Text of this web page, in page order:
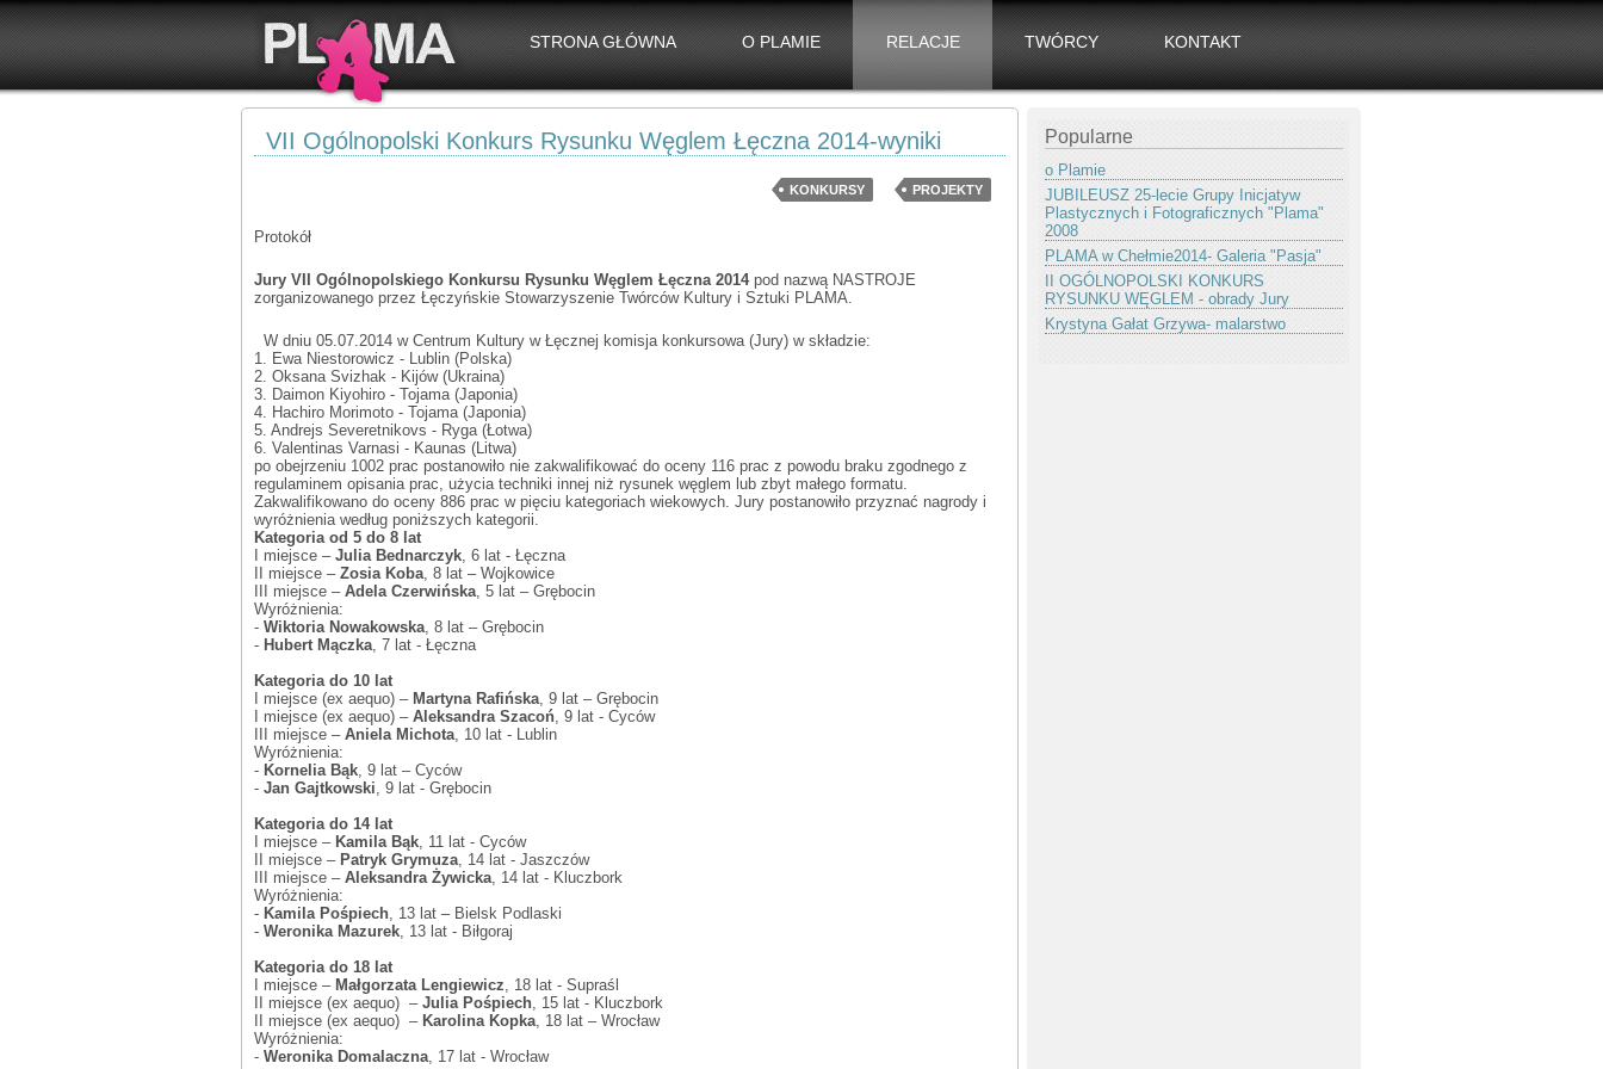
STRONA GŁÓWNA O PLAMIE RELACJE TWÓRCY KONTAKT
VII Ogólnopolski Konkurs Rysunku Węglem Łęczna 2014-wyniki
KONKURSY PROJEKTY
Protokół
Jury VII Ogólnopolskiego Konkursu Rysunku Węglem Łęczna 2014pod nazwą NASTROJE
zorganizowanego przez Łęczyńskie Stowarzyszenie Twórców Kultury i Sztuki PLAMA.
W dniu 05.07.2014 w Centrum Kultury w Łęcznej komisja konkursowa (Jury) w składzie:
1. Ewa Niestorowicz - Lublin (Polska)
2. Oksana Svizhak - Kijów (Ukraina)
3. Daimon Kiyohiro - Tojama (Japonia)
4. Hachiro Morimoto - Tojama (Japonia)
5. Andrejs Severetnikovs - Ryga (Łotwa)
6. Valentinas Varnasi - Kaunas (Litwa)
po obejrzeniu 1002 prac postanowiło nie zakwalifikować do oceny 116 prac z powodu braku zgodnego z
regulaminem opisania prac, użycia techniki innej niż rysunek węglem lub zbyt małego formatu.
Zakwalifikowano do oceny 886 prac w pięciu kategoriach wiekowych. Jury postanowiło przyznać nagrody i
wyróżnienia według poniższych kategorii.
Kategoria od 5 do 8 lat
I miejsce – Julia Bednarczyk, 6 lat - Łęczna
II miejsce – Zosia Koba, 8 lat – Wojkowice
III miejsce – Adela Czerwińska, 5 lat – Grębocin
Wyróżnienia:
- Wiktoria Nowakowska, 8 lat – Grębocin
- Hubert Mączka, 7 lat - Łęczna
Kategoria do 10 lat
I miejsce (ex aequo) – Martyna Rafińska, 9 lat – Grębocin
I miejsce (ex aequo) – Aleksandra Szacoń, 9 lat - Cyców
III miejsce – Aniela Michota, 10 lat - Lublin
Wyróżnienia:
- Kornelia Bąk, 9 lat – Cyców
- Jan Gajtkowski, 9 lat - Grębocin
Kategoria do 14 lat
I miejsce – Kamila Bąk, 11 lat - Cyców
II miejsce – Patryk Grymuza, 14 lat - Jaszczów
III miejsce – Aleksandra Żywicka, 14 lat - Kluczbork
Wyróżnienia:
- Kamila Pośpiech, 13 lat – Bielsk Podlaski
- Weronika Mazurek, 13 lat - Biłgoraj
Kategoria do 18 lat
I miejsce – Małgorzata Lengiewicz, 18 lat - Supraśl
II miejsce (ex aequo) – Julia Pośpiech, 15 lat - Kluczbork
II miejsce (ex aequo) – Karolina Kopka, 18 lat – Wrocław
Wyróżnienia:
- Weronika Domalaczna, 17 lat - Wrocław
Popularne
o Plamie
JUBILEUSZ 25-lecie Grupy Inicjatyw
Plastycznych i Fotograficznych "Plama"
2008
PLAMA w Chełmie2014- Galeria "Pasja"
II OGÓLNOPOLSKI KONKURS
RYSUNKU WĘGLEM - obrady Jury
Krystyna Gałat Grzywa- malarstwo